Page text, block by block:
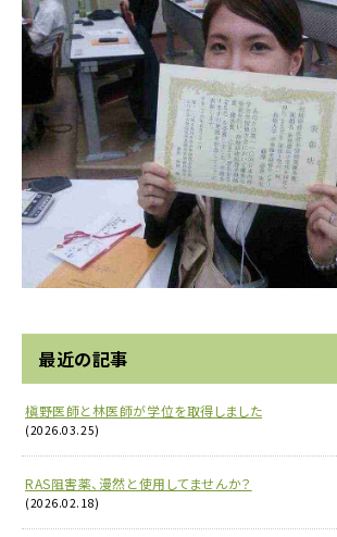
最近の記事
槇野医師と林医師が学位を取得しました
(2026.03.25)
RAS阻害薬、漫然と使用してませんか？
(2026.02.18)